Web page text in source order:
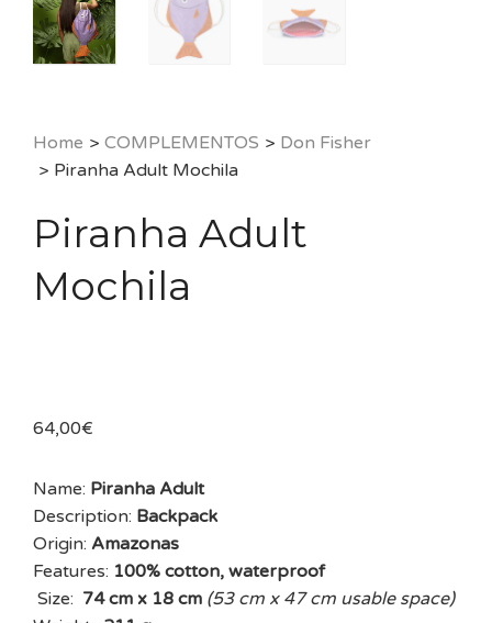
Home > COMPLEMENTOS > Don Fisher
> Piranha Adult Mochila
Piranha Adult
Mochila
64,00€
Name: Piranha Adult
Description: Backpack
Origin: Amazonas
Features: 100% cotton, waterproof
Size: 74 cm x 18 cm (53 cm x 47 cm usable space)